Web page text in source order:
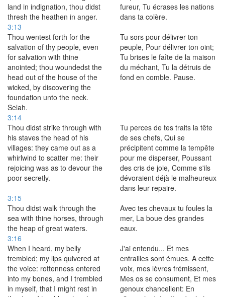
land in indignation, thou didst
thresh the heathen in anger.
fureur, Tu écrases les nations
dans ta colère.
3:13
Thou wentest forth for the
salvation of thy people, even
for salvation with thine
anointed; thou woundedst the
head out of the house of the
wicked, by discovering the
foundation unto the neck.
Selah.
Tu sors pour délivrer ton
peuple, Pour délivrer ton oint;
Tu brises le faîte de la maison
du méchant, Tu la détruis de
fond en comble. Pause.
3:14
Thou didst strike through with
his staves the head of his
villages: they came out as a
whirlwind to scatter me: their
rejoicing was as to devour the
poor secretly.
Tu perces de tes traits la tête
de ses chefs, Qui se
précipitent comme la tempête
pour me disperser, Poussant
des cris de joie, Comme s'ils
dévoraient déjà le malheureux
dans leur repaire.
3:15
Thou didst walk through the
sea with thine horses, through
the heap of great waters.
Avec tes chevaux tu foules la
mer, La boue des grandes
eaux.
3:16
When I heard, my belly
trembled; my lips quivered at
the voice: rottenness entered
into my bones, and I trembled
in myself, that I might rest in
J'ai entendu... Et mes
entrailles sont émues. A cette
voix, mes lèvres frémissent,
Mes os se consument, Et mes
genoux chancellent: En